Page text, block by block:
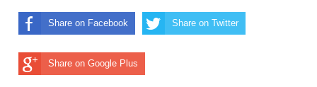
Share on Facebook Share on Twitter
Share on Google Plus